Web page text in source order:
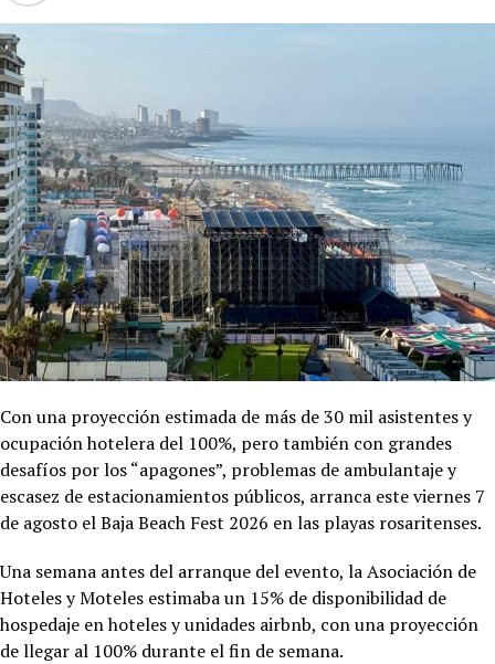
Con una proyección estimada de más de 30 mil asistentes y
ocupación hotelera del 100%, pero también con grandes
desafíos por los “apagones”, problemas de ambulantaje y
escasez de estacionamientos públicos, arranca este viernes 7
de agosto el Baja Beach Fest 2026 en las playas rosaritenses.
Una semana antes del arranque del evento, la Asociación de
Hoteles y Moteles estimaba un 15% de disponibilidad de
hospedaje en hoteles y unidades airbnb, con una proyección
de llegar al 100% durante el fin de semana.